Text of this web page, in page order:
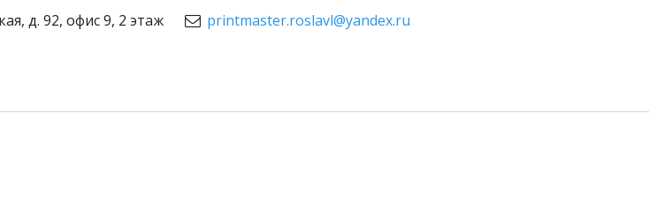
д. 92, офис 9, 2 этаж printmaster.roslavl@yandex.ru